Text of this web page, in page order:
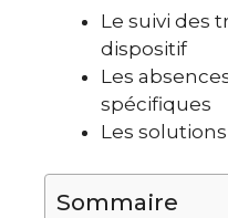
Le suivi des
dispositif
Les
spécifiques
Les
Sommaire